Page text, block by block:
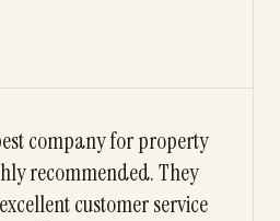
company for property
recommended. They
customer service